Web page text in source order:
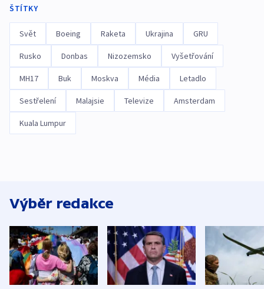
ŠTÍTKY
Svět Boeing Raketa Ukrajina GRU
Rusko Donbas Nizozemsko Vyšetřování
MH17 Buk Moskva Média Letadlo
Sestřelení Malajsie Televize Amsterdam
Kuala Lumpur
Výběr redakce